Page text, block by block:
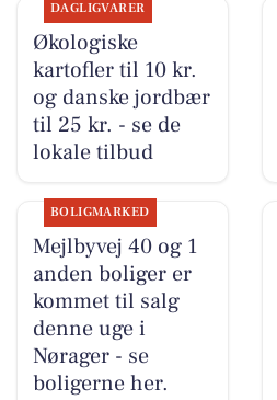
DAGLIGVARER
Økologiske
kartofler til 10 kr.
og danske jordbær
til 25 kr. - se de
lokale tilbud
BOLIGMARKED
Mejlbyvej 40 og 1
anden boliger er
kommet til salg
denne uge i
Nørager - se
boligerne her.